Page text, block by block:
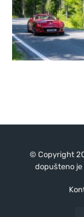
© Copyright
dopušteno je